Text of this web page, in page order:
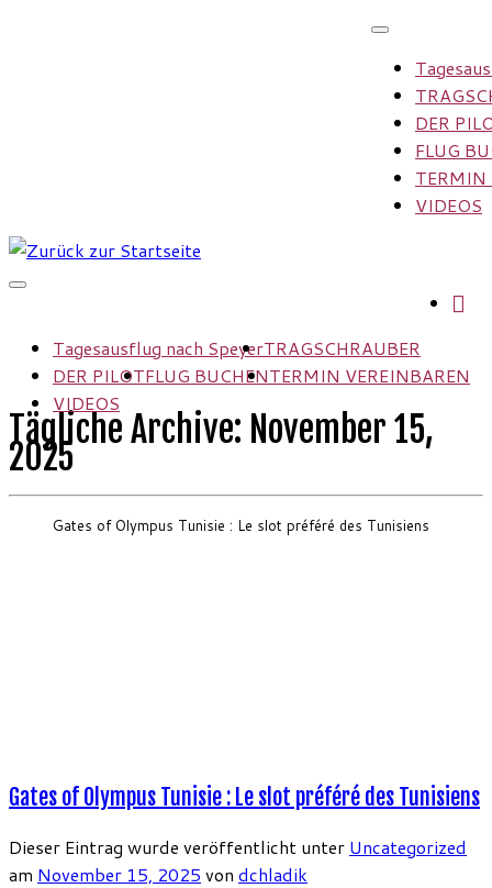
DER
FLUG
TERMIN
VIDEOS
Tagesausflug nach SpeyerTRAGSCHRAUBER
DER PILOTFLUG BUCHENTERMIN VEREINBAREN
VIDEOS
Tägliche Archive: November 15,
2025
Gates of Olympus Tunisie : Le slot préféré des Tunisiens
Gates of Olympus Tunisie : Le slot préféré des Tunisiens
Dieser Eintrag wurde veröffentlicht unter Uncategorized
am November 15, 2025 von dchladik